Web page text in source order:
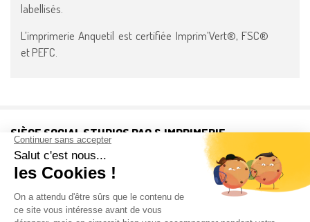
labellisés.
L’imprimerie Anquetil est certifiée Imprim’Vert®, FSC®
et PEFC.
SIÈGE SOCIAL STUDIOS PAO & IMPRIMERIE
16, avenue de Suède B.P 97
14110 CONDE-EN-NORMANDIE
Tél : 02 31 69 04 26 - Fax : 02 31 69 37 30
anquetil@imprimerie-anquetil.fr
service.commercial@imprimerie-anquetil.fr